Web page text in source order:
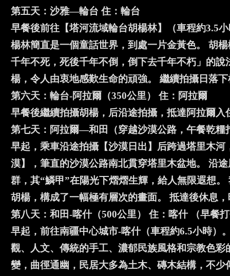
第五天：沙雅—輪台 住：輪台
早餐後前往【塔河流域輪台胡楊林】（車程約3.5
楊林簡直是一個童話世界，到處一片金黃色。 胡
千年不死，死後千年不倒，倒下去千年不朽」的
楊，令人由衷地感歎生命的頑強。 繼續拍攝日落
第六天：輪台-阿拉爾（350公里） 住：阿拉爾
早餐後繼續拍攝胡楊，后沿途拍攝，抵達阿拉爾入
第七天：阿拉爾—和田（穿越沙漠公路，午餐乾糧
早起，乘車沿途拍攝【沙漠日出】后跨過塔里木
漠】，筆直的沙漠公路南北貫穿塔里木盆地。 沿
群，其“鱗甲”在陽光下熠熠生輝，給人無限遐想
胡楊，構成了一幅極有層次的畫面。 抵達後休息
第八天：和田-喀什（500公里） 住：喀什 （早餐
早起，前往南疆中心城市-喀什（車程約6.5小時）
觀、人文、傳統的手工、濃郁民族風格和宗教色
變，曲徑通幽，民居大多為土木、磚木結構，不